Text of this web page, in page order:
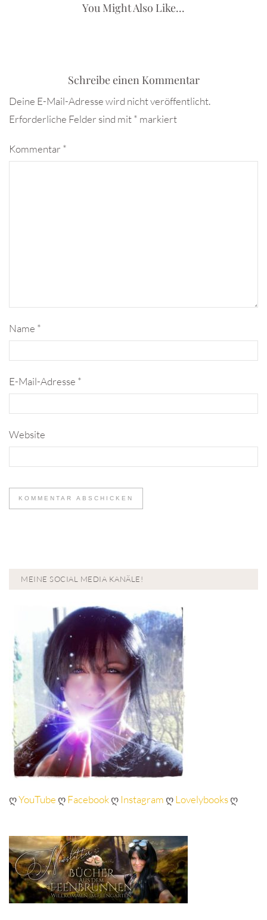
You Might Also Like...
Schreibe einen Kommentar
Deine E-Mail-Adresse wird nicht veröffentlicht.
Erforderliche Felder sind mit* markiert
Kommentar *
Name *
E-Mail-Adresse *
Website
MEINE SOCIAL MEDIA KANÄLE!
ღYouTubeღFacebookღ InstagramღLovelybooksღ